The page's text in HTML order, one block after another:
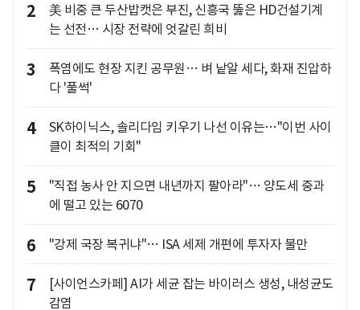
2
美 비중 큰 두산밥캣은 부진, 신흥국 뚫은 HD건설기계
는 선전… 시장 전략에 엇갈린 희비
3
폭염에도 현장 지킨 공무원… 벼 낱알 세다, 화재 진압하
다 '풀썩'
4
SK하이닉스, 솔리다임 키우기 나선 이유는…"이번 사이
클이 최적의 기회"
5
"직접 농사 안 지으면 내년까지 팔아라"… 양도세 중과
에 떨고 있는 6070
6 "강제 국장 복귀냐"… ISA 세제 개편에 투자자 불만
7
[사이언스카페] AI가 세균 잡는 바이러스 생성, 내성균도
감염